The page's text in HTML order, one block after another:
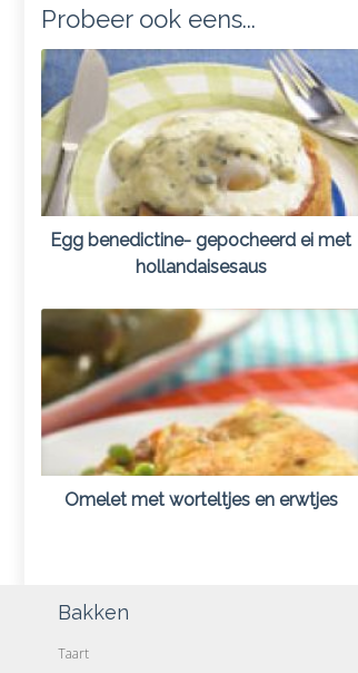
Probeer ook eens...
Egg benedictine- gepocheerd ei met
hollandaisesaus
Omelet met worteltjes en erwtjes
Bakken
Taart